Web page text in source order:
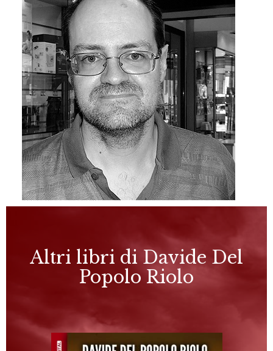
Altri libri di Davide Del
Popolo Riolo